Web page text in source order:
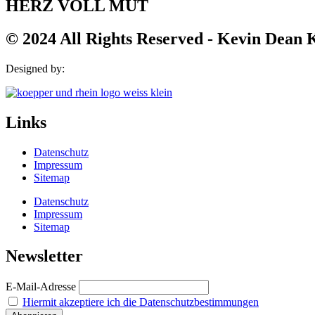
HERZ VOLL MUT
© 2024 All Rights Reserved - Kevin Dean
Designed by:
Links
Datenschutz
Impressum
Sitemap
Datenschutz
Impressum
Sitemap
Newsletter
E-Mail-Adresse
Hiermit akzeptiere ich die Datenschutzbestimmungen